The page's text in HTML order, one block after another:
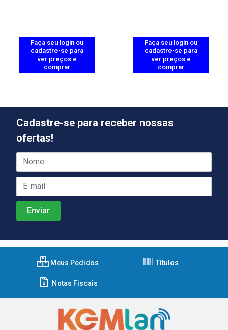
Faça seu login ou
cadastre-se para
ver preços e
comprar
Faça seu login ou
cadastre-se para
ver preços e
comprar
Cadastre-se para receber nossas
ofertas!
Meus Pedidos Títulos
Notas Fiscais